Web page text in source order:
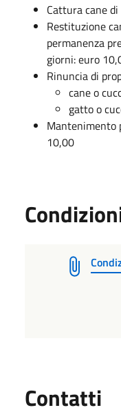
Cattura cane
Restituzione
permanenza
giorni: euro
Rinuncia di
cane o
gatto o
Mantenimento
10,00
Contatti